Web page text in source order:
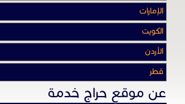
عن موقع حراج خدمة